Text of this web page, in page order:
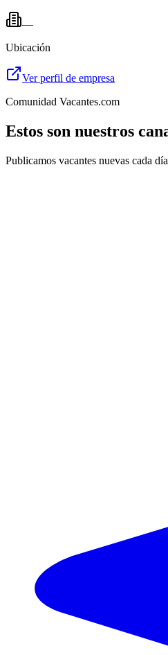
—
Ubicación
Ver perfil de empresa
Comunidad Vacantes.com
Estos son nuestros
Publicamos vacantes nuevas cada